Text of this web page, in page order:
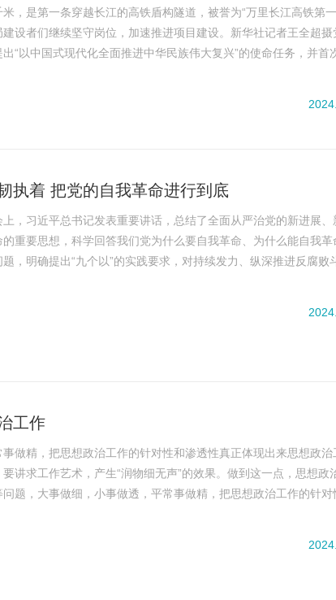
，是第一条穿越长江的高铁盾构隧道，被誉为“万里长江高铁第一
设者们继续坚守岗位，加速推进项目建设。新华社记者王全超摄
“以中国式现代化全面推进中华民族伟大复兴”的使命任务，并首
执着 把党的自我革命进行到底
，习近平总书记发表重要讲话，总结了全面从严治党的新进展、
重要思想，科学回答我们党为什么要自我革命、为什么能自我革
，明确提出“九个以”的实践要求，对持续发力、纵深推进反腐败
...
工作
做精，把思想政治工作的针对性和渗透性真正体现出来思想政治
讲求工作艺术，产生“润物细无声”的效果。做到这一点，思想政
题，大事做细，小事做透，平常事做精，把思想政治工作的针对
...